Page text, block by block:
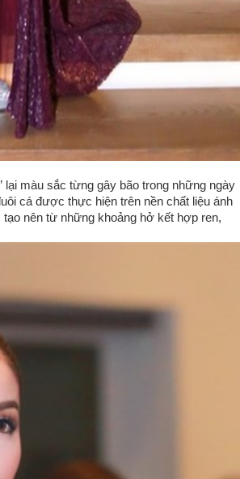
lại màu sắc từng gây bão trong những ngày
cá được thực hiện trên nền chất liệu ánh
nên từ những khoảng hở kết hợp ren,